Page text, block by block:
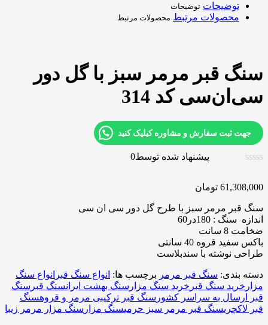
توضیحات توضیحات
محصولات مرتبط محصولات مرتبط
سنگ قبر مرمر سبز با گل دور
سی‌ان‌سی کد 314
جهت ثبت سفارش و مشاوره کیلیک کنید
پیشنهاد شده توسط0
61,308,000 تومان
سنگ قبر مرمر سبز با طرح گل دور سی ان سی
اندازه سنگ : 180در60
ضخامت 8 سانت
باکس سفید قروه 40 سانتی
طراحی نوشته با سندبلاست
دسته بندی: سنگ قبر مرمر برچسب ها: انواع سنگ قبر انواع سنگ
مزار خرید سنگ قبر خرید سنگ مزار سنگ بهشت ایرانسنگ قبر سنگ
قبر ارسال به سراسر کشور سنگ قبر ترکیبی مرمر و قروهسنگ
قبر لاکچریسنگ قبر مرمر سبز حرمیسنگ مزار سنگ مزار مرمر زیبا